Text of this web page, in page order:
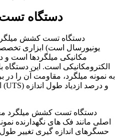
دستگاه
دستگاه تست کشش
یونیورسال است) ابزاری
مکانیکی میلگردها است و
الکترومکانیکی است. این
به نمونه میلگرد، مقاومت آن را
استحکام نهایی کششی (UTS
) و درصد ازدیاد طول اندازه
دستگاه تست کشش میلگرد
اصلی مانند فک های نگهدارنده
حسگرهای اندازه گیری تغییر